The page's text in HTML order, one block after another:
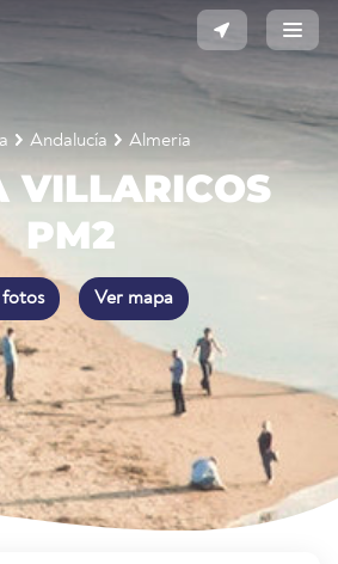
Andalucía Almeria
VILLARICOS
PM2
fotos Ver mapa